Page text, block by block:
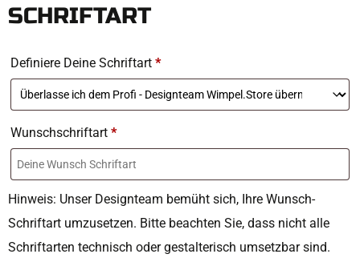
SCHRIFTART
Definiere Deine Schriftart *
Wunschschriftart *
Hinweis: Unser Designteam bemüht sich, Ihre Wunsch-
Schriftart umzusetzen. Bitte beachten Sie, dass nicht alle
Schriftarten technisch oder gestalterisch umsetzbar sind.